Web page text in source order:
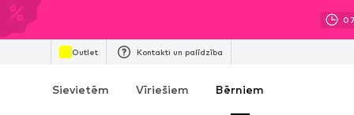
07
Outlet Kontakti un palīdzība
Sievietēm Vīriešiem Bērniem